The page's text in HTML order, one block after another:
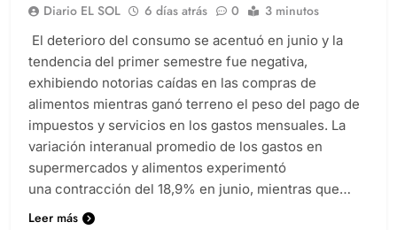
Diario EL SOL 6 días atrás 0 3 minutos
El deterioro del consumo se acentuó en junio y la
tendencia del primer semestre fue negativa,
exhibiendo notorias caídas en las compras de
alimentos mientras ganó terreno el peso del pago de
impuestos y servicios en los gastos mensuales. La
variación interanual promedio de los gastos en
supermercados y alimentos experimentó
una contracción del 18,9% en junio, mientras que…
Leer más